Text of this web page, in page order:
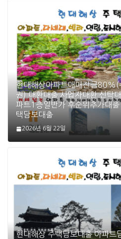
현대해상아파트매매잔금80%(
권) 대환대출 사업자대환 신탁
파트1층일반가 후순위추가대
택담보대출
2026년 6월 22일
현대해상 주택담보대출 아파트